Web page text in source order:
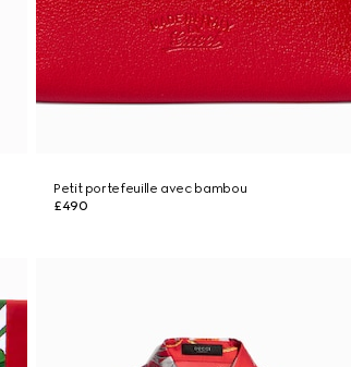
Petit portefeuille avec bambou
£490